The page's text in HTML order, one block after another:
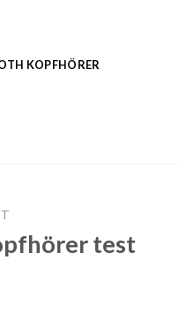
KOPFHÖRER
test